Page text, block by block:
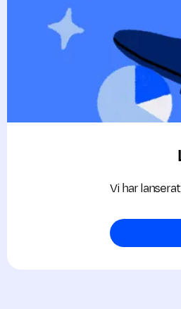
Vi har